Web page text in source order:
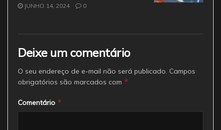
JUNHO 14, 2024 0
Deixe um comentário
O seu endereço de e-mail não será publicado. Campos
obrigatórios são marcados com *
Comentário *